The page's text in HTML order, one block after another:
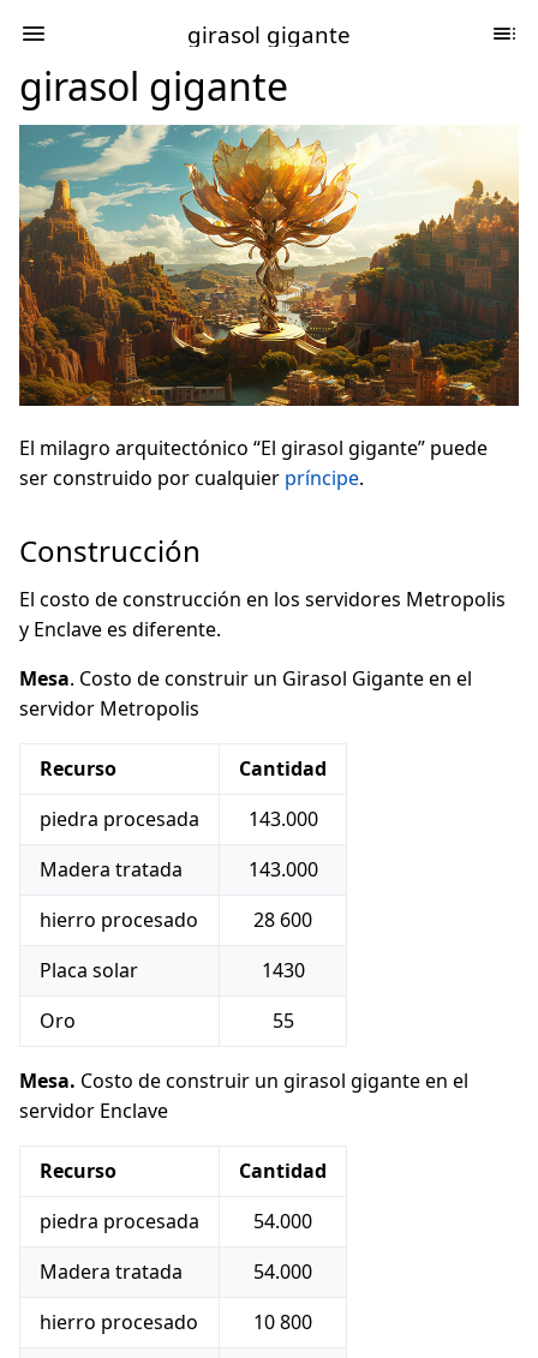
girasol gigante
girasol gigante
El milagro arquitectónico “El girasol gigante” puede
ser construido por cualquier príncipe.
Construcción
El costo de construcción en los servidores Metropolis
y Enclave es diferente.
Mesa. Costo de construir un Girasol Gigante en el
servidor Metropolis
Recurso
Cantidad
piedra procesada
143.000
Madera tratada
143.000
hierro procesado
28 600
Placa solar
1430
Oro
55
Mesa. Costo de construir un girasol gigante en el
servidor Enclave
Recurso
Cantidad
piedra procesada
54.000
Madera tratada
54.000
hierro procesado
10 800